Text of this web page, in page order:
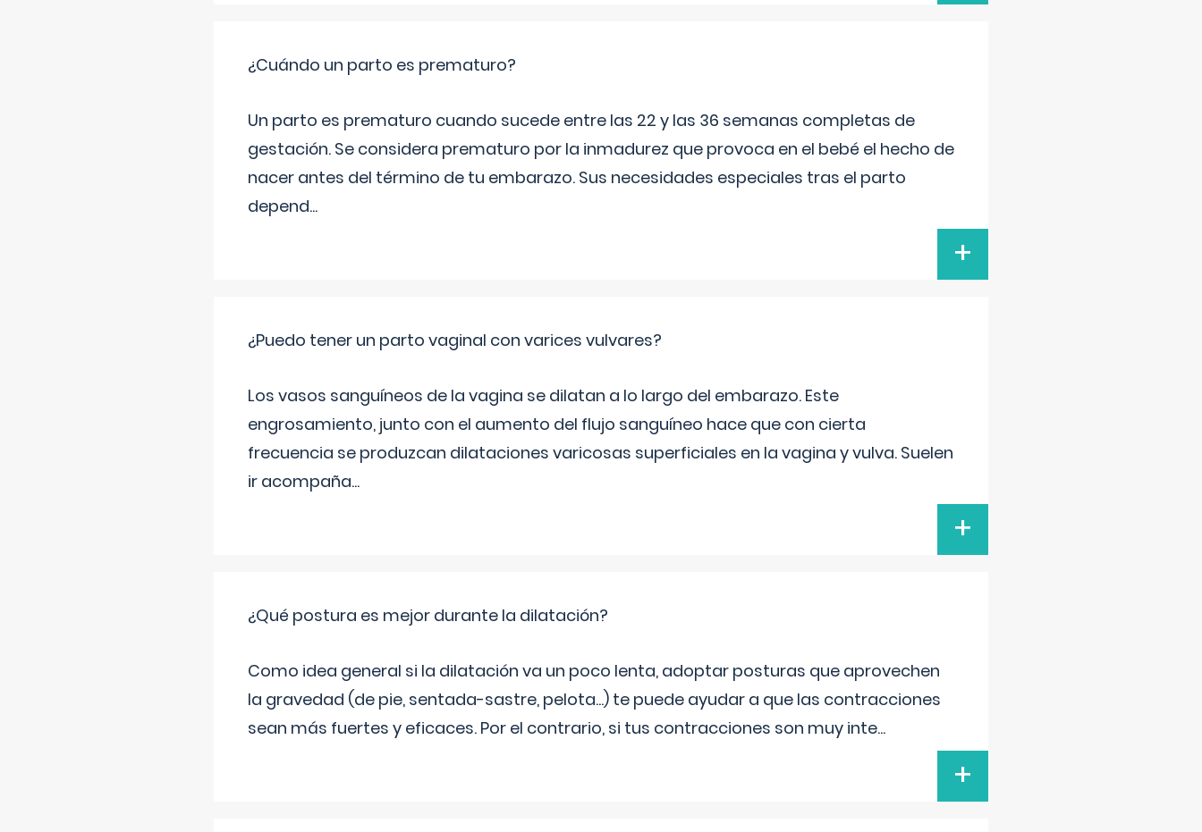
¿Cuándo un parto es prematuro?
Un parto es prematuro cuando sucede entre las 22 y las 36 semanas completas de
gestación. Se considera prematuro por la inmadurez que provoca en el bebé el hecho de
nacer antes del término de tu embarazo. Sus necesidades especiales tras el parto
depend...
+
¿Puedo tener un parto vaginal con varices vulvares?
Los vasos sanguíneos de la vagina se dilatan a lo largo del embarazo. Este
engrosamiento, junto con el aumento del flujo sanguíneo hace que con cierta
frecuencia se produzcan dilataciones varicosas superficiales en la vagina y vulva. Suelen
ir acompaña...
+
¿Qué postura es mejor durante la dilatación?
Como idea general si la dilatación va un poco lenta, adoptar posturas que aprovechen
la gravedad (de pie, sentada-sastre, pelota...) te puede ayudar a que las contracciones
sean más fuertes y eficaces. Por el contrario, si tus contracciones son muy inte...
+